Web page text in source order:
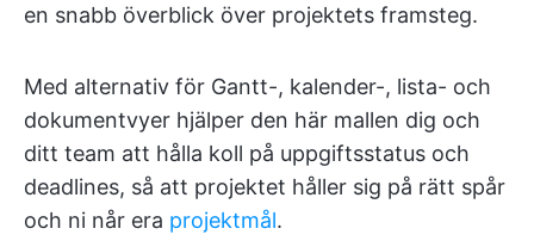
en snabb överblick över projektets framsteg.
Med alternativ för Gantt-, kalender-, lista- och
dokumentvyer hjälper den här mallen dig och
ditt team att hålla koll på uppgiftsstatus och
deadlines, så att projektet håller sig på rätt spår
och ni når era projektmål.